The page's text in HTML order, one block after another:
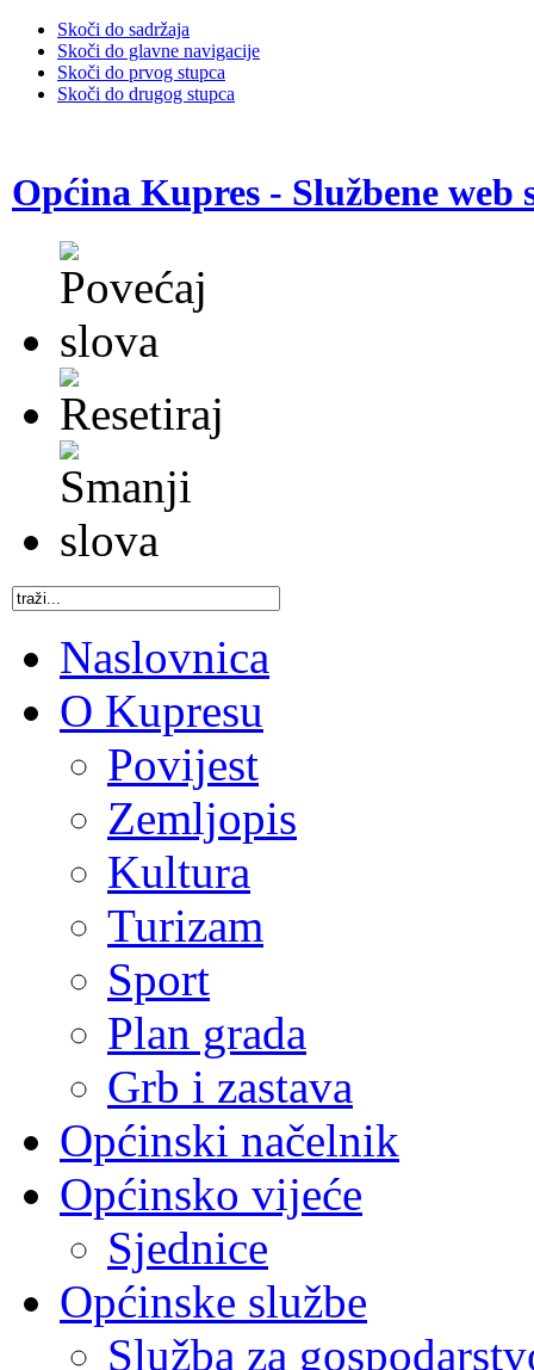
Skoči do sadržaja
Skoči do glavne navigacije
Skoči do prvog stupca
Skoči do drugog stupca
Općina Kupres - Službene web
Naslovnica
O Kupresu
Povijest
Zemljopis
Kultura
Turizam
Sport
Plan grada
Grb i zastava
Općinski načelnik
Općinsko vijeće
Sjednice
Općinske službe
Služba za